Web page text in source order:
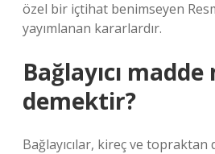
özel bir içtihat benimseyen
yayımlanan kararlardır.
Bağlayıcı madde
demektir?
Bağlayıcılar, kireç ve topraktan